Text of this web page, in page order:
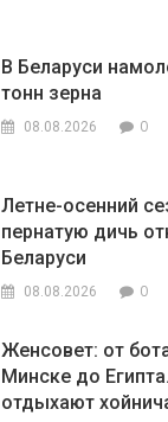
В Беларуси
тонн зерна
08.08.2026 0
Летне-осенний
пернатую дичь
Беларуси
08.08.2026 0
Женсовет: от
Минске до
отдыхают